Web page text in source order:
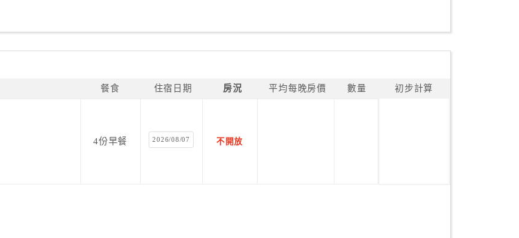
餐食 住宿日期 房況 平均每晚房價 數量 初步計算
4份早餐 2026/08/07 不開放